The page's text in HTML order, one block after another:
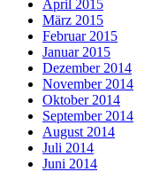
April 2015
März 2015
Februar 2015
Januar 2015
Dezember 2014
November 2014
Oktober 2014
September 2014
August 2014
Juli 2014
Juni 2014